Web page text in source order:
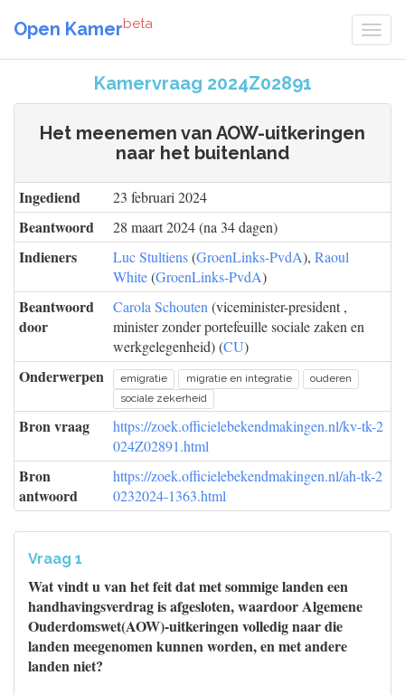
Open Kamerbeta
Kamervraag 2024Z02891
Het meenemen van AOW-uitkeringen
naar het buitenland
Ingediend 23 februari 2024
Beantwoord 28 maart 2024 (na 34 dagen)
Indieners Luc Stultiens(GroenLinks-PvdA), Raoul
White(GroenLinks-PvdA)
Beantwoord
door
Carola Schouten (viceminister-president ,
minister zonder portefeuille sociale zaken en
werkgelegenheid) (CU)
Onderwerpen emigratie migratie en integratie
ouderen
sociale zekerheid
Bron vraag
https://zoek.officielebekendmakingen.nl/kv-tk-2
024Z02891.html
Bron
antwoord
https://zoek.officielebekendmakingen.nl/ah-tk-2
0232024-1363.html
Vraag 1
Wat vindt u van het feit dat met sommige landen een
handhavingsverdrag is afgesloten, waardoor Algemene
Ouderdomswet(AOW)-uitkeringen volledig naar die
landen meegenomen kunnen worden, en met andere
landen niet?